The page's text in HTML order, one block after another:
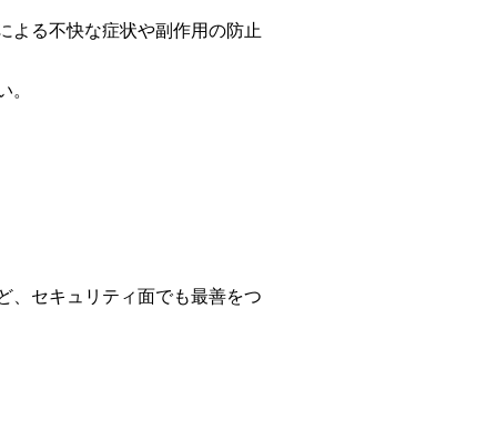
よる不快な症状や副作用の防止
。
、セキュリティ面でも最善をつ